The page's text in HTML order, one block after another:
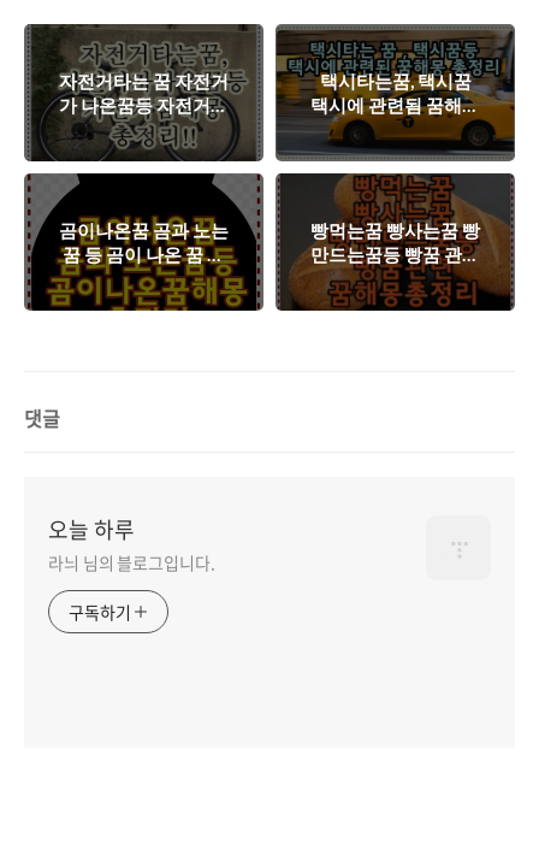
자전거타는 꿈 자전거
가 나온꿈등 자전거관
련꿈해몽 총정리
택시타는꿈, 택시꿈
택시에 관련됨 꿈해몽
총정리
곰이나온꿈 곰과 노는
꿈 등 곰이 나온 꿈 해
몽 총정리
빵먹는꿈 빵사는꿈 빵
만드는꿈등 빵꿈 관련
꿈해몽총정리
댓글
오늘 하루
라늬 님의 블로그입니다.
구독하기